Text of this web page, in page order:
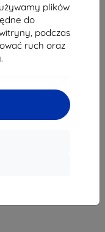
plików
do
podczas
ruch oraz
1